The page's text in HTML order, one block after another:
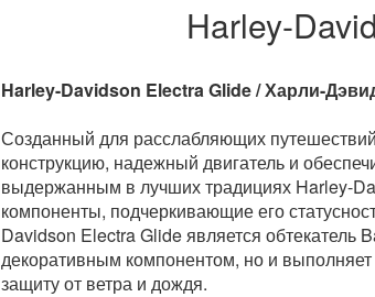
Harley-
Harley-Davidson Electra Glide / Харли-
Созданный для расслабляющих
конструкцию, надежный двигатель и
выдержанным в лучших традициях Harley-
компоненты, подчеркивающие его
Davidson Electra Glide является обтекатель
декоративным компонентом, но и
защиту от ветра и дождя.